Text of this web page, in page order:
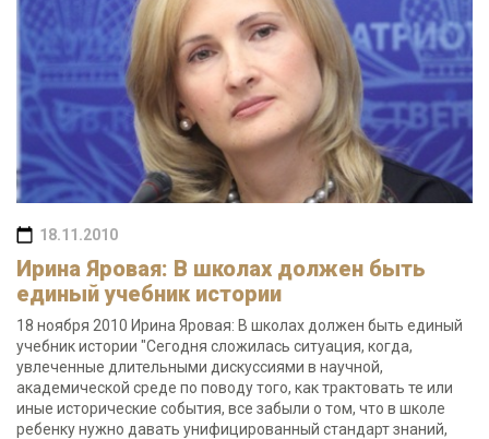
18.11.2010
Ирина Яровая: В школах должен быть
единый учебник истории
18 ноября 2010 Ирина Яровая: В школах должен быть единый
учебник истории "Сегодня сложилась ситуация, когда,
увлеченные длительными дискуссиями в научной,
академической среде по поводу того, как трактовать те или
иные исторические события, все забыли о том, что в школе
ребенку нужно давать унифицированный стандарт знаний,